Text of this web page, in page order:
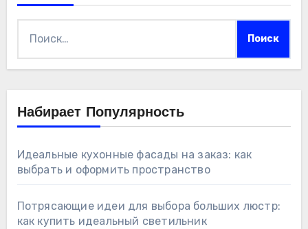
Набирает Популярность
Идеальные кухонные фасады на заказ: как
выбрать и оформить пространство
Потрясающие идеи для выбора больших люстр:
как купить идеальный светильник